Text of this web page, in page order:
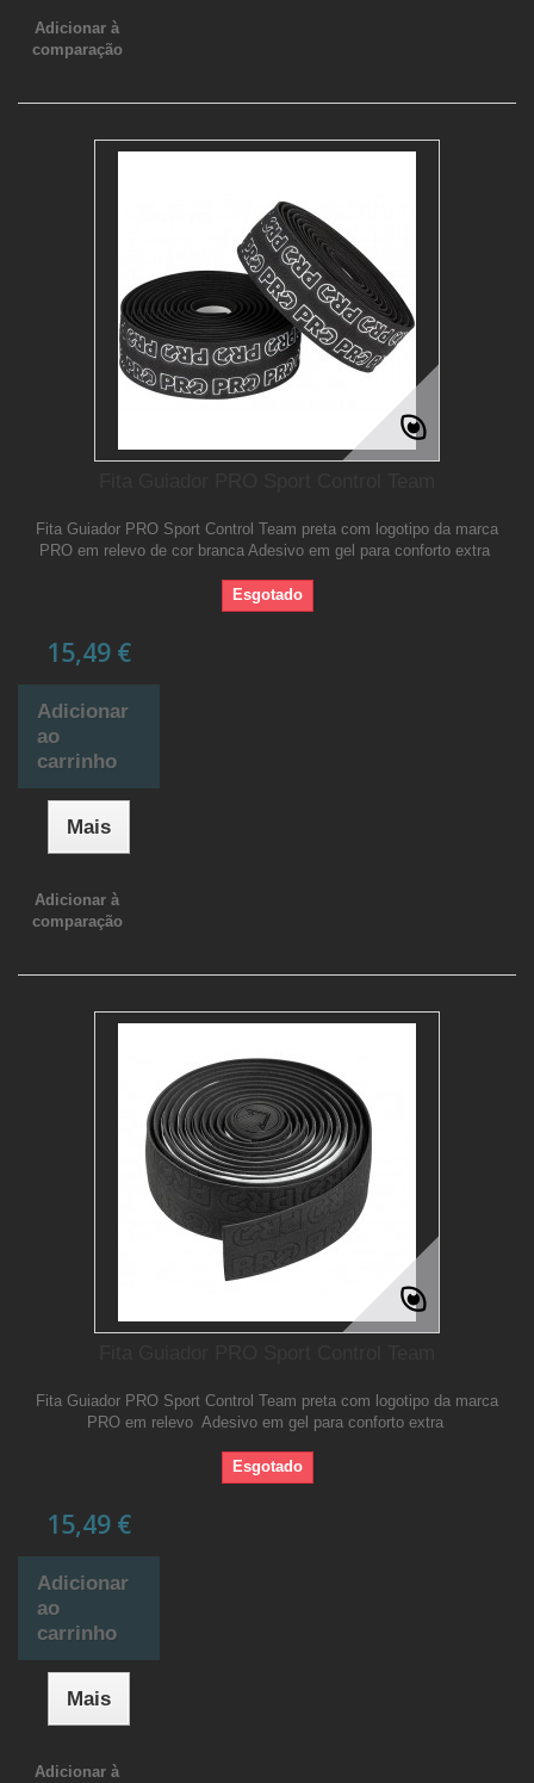
Adicionar à
comparação
Fita Guiador PRO Sport Control Team preta com logotipo da marca
PRO em relevo de cor branca Adesivo em gel para conforto extra
Esgotado
15,49 €
Adicionar
ao
carrinho
Mais
Adicionar à
comparação
Fita Guiador PRO Sport Control Team preta com logotipo da marca
PRO em relevo Adesivo em gel para conforto extra
Esgotado
15,49 €
Adicionar
ao
carrinho
Mais
Adicionar à